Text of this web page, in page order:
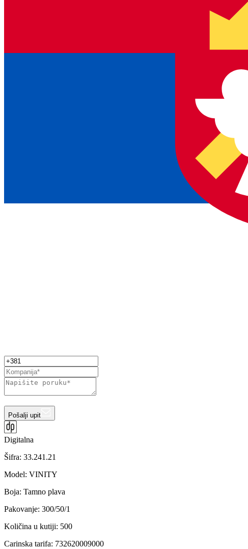
Pošalji upit
Digitalna
Šifra: 33.241.21
Model: VINITY
Boja: Tamno plava
Pakovanje: 300/50/1
Količina u kutiji: 500
Carinska tarifa: 732620009000